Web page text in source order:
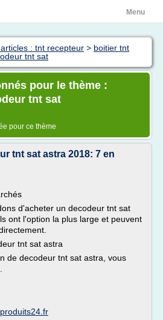
Menu
: tnt recepteur > boitier tnt
tnt sat
pour le thème :
tnt sat
pour ce thème
tnt sat astra 2018: 7 en
d'acheter un decodeur tnt sat
ont l'option la plus large et peuvent
tnt sat astra
de decodeur tnt sat astra, vous